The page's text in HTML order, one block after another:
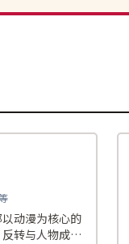
动漫为核心的
转与人物成长